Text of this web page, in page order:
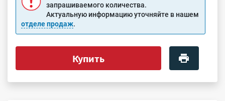
запрашиваемого количества.
Актуальную информацию уточняйте в нашем
отделе продаж.
Купить